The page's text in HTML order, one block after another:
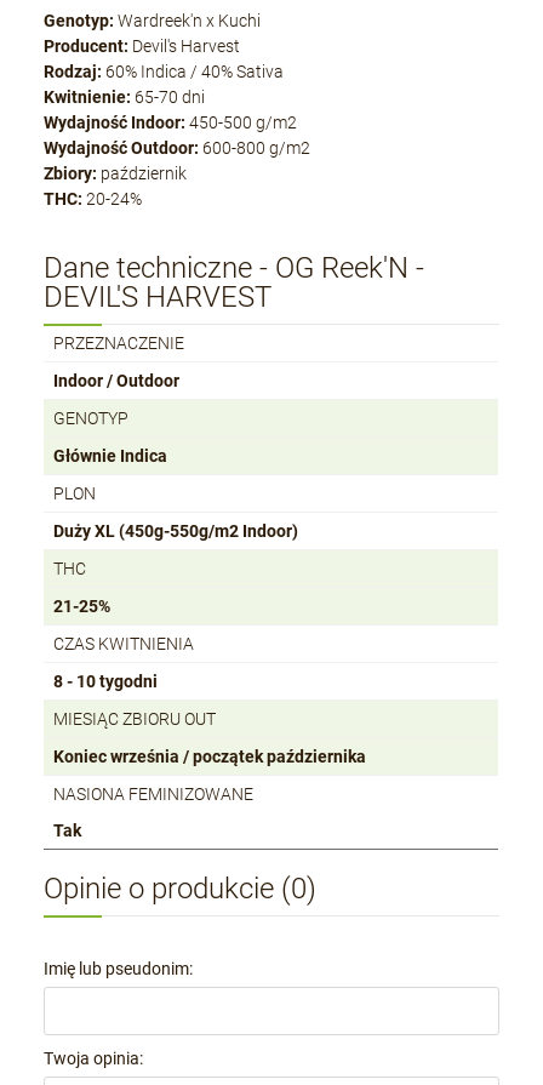
Genotyp: Wardreek'n x Kuchi
Producent: Devil's Harvest
Rodzaj: 60% Indica / 40% Sativa
Kwitnienie: 65-70 dni
Wydajność Indoor: 450-500 g/m2
Wydajność Outdoor: 600-800 g/m2
Zbiory: październik
THC: 20-24%
Dane techniczne - OG Reek'N -
DEVIL'S HARVEST
PRZEZNACZENIE
Indoor / Outdoor
GENOTYP
Głównie Indica
PLON
Duży XL (450g-550g/m2 Indoor)
THC
21-25%
CZAS KWITNIENIA
8 - 10 tygodni
MIESIĄC ZBIORU OUT
Koniec września / początek października
NASIONA FEMINIZOWANE
Tak
Opinie o produkcie (0)
Imię lub pseudonim:
Twoja opinia: